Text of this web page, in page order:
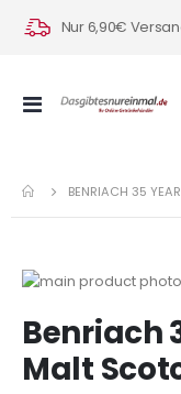
Nur 6,90€
Navigation
BENRIACH 35
Zum
der
Bildergalerie
springen
Anfang
der
Bildergalerie
Benriach
Malt